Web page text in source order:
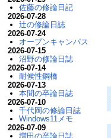
佐藤の修論日記
2026-07-28
辻の修論日誌
2026-07-24
オープンキャンパス
2026-07-15
沼野の修論日誌
2026-07-14
耐候性鋼橋
2026-07-13
本間の卒論日誌
2026-07-10
千代岡の修論日誌
Windows11メモ
2026-07-09
増田の卒論日誌